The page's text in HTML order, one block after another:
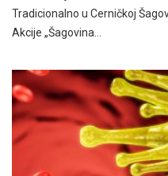
Tradicionalno u Cerničkoj
Akcije „Šagovina…